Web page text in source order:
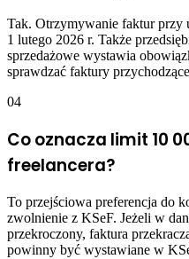
Tak. Otrzymywanie faktur przy
1 lutego 2026 r. Także
sprzedażowe wystawia
sprawdzać faktury
04
Co oznacza limit 10
freelancera?
To przejściowa preferencja do
zwolnienie z KSeF. Jeżeli w
przekroczony, faktura
powinny być wystawiane w